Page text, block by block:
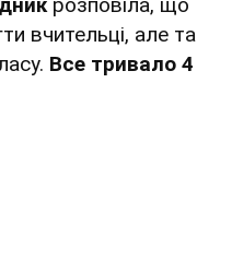
розповіла, що
вчительці, але та
Все тривало 4